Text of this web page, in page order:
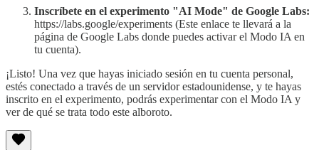
Inscríbete en el experimento "AI Mode" de Google Labs:
https://labs.google/experiments (Este enlace te llevará a la
página de Google Labs donde puedes activar el Modo IA en
tu cuenta).
¡Listo! Una vez que hayas iniciado sesión en tu cuenta personal,
estés conectado a través de un servidor estadounidense, y te hayas
inscrito en el experimento, podrás experimentar con el Modo IA y
ver de qué se trata todo este alboroto.